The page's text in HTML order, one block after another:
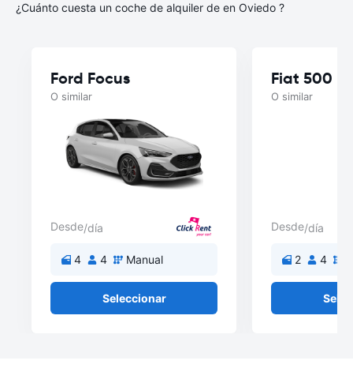
¿Cuánto cuesta un coche de alquiler de en Oviedo ?
Ford Focus
O similar
Desde/día
4 4 Manual
Seleccionar
Fiat 500
O similar
Desde/día
2 4